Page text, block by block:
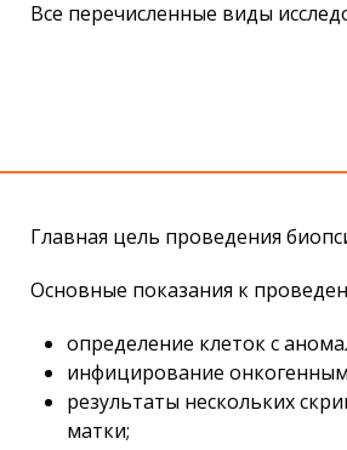
Все перечисленные виды
Главная цель проведения
Основные показания к
определение клеток с
инфицирование
результаты нескольких
матки;